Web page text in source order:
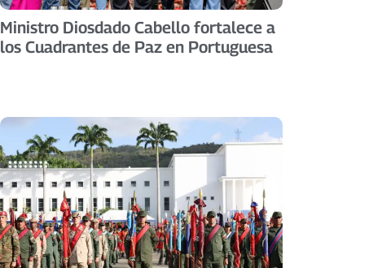
Ministro Diosdado Cabello fortalece a
los Cuadrantes de Paz en Portuguesa